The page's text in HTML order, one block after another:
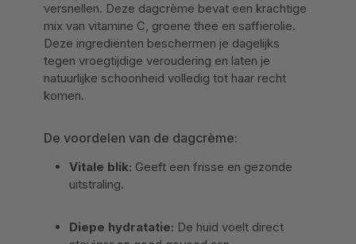
versnellen. Deze dagcrème bevat een krachtige
mix van vitamine C, groene thee en saffierolie.
Deze ingrediënten beschermen je dagelijks
tegen vroegtijdige veroudering en laten je
natuurlijke schoonheid volledig tot haar recht
komen.
De voordelen van de dagcrème:
Vitale blik: Geeft een frisse en gezonde
uitstraling.
Diepe hydratatie: De huid voelt direct